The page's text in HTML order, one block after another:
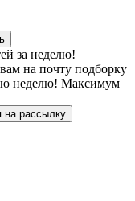
за неделю!
на почту подборку
неделю! Максимум
на рассылку